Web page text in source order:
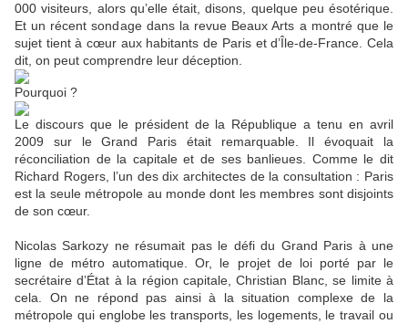
000 visiteurs, alors qu’elle était, disons, quelque peu ésotérique.
Et un récent sondage dans la revue Beaux Arts a montré que le
sujet tient à cœur aux habitants de Paris et d’Île-de-France. Cela
dit, on peut comprendre leur déception.
Pourquoi ?
Le discours que le président de la République a tenu en avril
2009 sur le Grand Paris était remarquable. Il évoquait la
réconciliation de la capitale et de ses banlieues. Comme le dit
Richard Rogers, l’un des dix architectes de la consultation : Paris
est la seule métropole au monde dont les membres sont disjoints
de son cœur.
Nicolas Sarkozy ne résumait pas le défi du Grand Paris à une
ligne de métro automatique. Or, le projet de loi porté par le
secrétaire d’État à la région capitale, Christian Blanc, se limite à
cela. On ne répond pas ainsi à la situation complexe de la
métropole qui englobe les transports, les logements, le travail ou